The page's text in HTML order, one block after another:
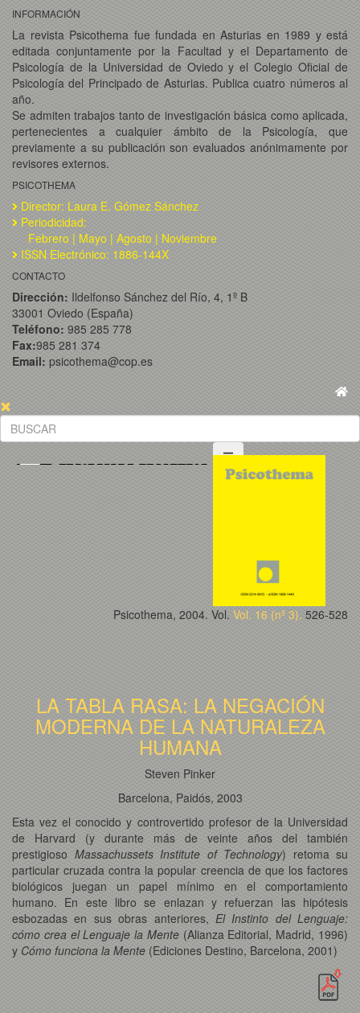
INFORMACIÓN
La revista Psicothema fue fundada en Asturias en 1989 y está
editada conjuntamente por la Facultad y el Departamento de
Psicología de la Universidad de Oviedo y el Colegio Oficial de
Psicología del Principado de Asturias. Publica cuatro números al
año.
Se admiten trabajos tanto de investigación básica como aplicada,
pertenecientes a cualquier ámbito de la Psicología, que
previamente a su publicación son evaluados anónimamente por
revisores externos.
PSICOTHEMA
Director: Laura E. Gómez Sánchez
Periodicidad:
Febrero | Mayo | Agosto | Noviembre
ISSN Electrónico: 1886-144X
CONTACTO
Dirección: Ildelfonso Sánchez del Río, 4, 1º B
33001 Oviedo (España)
Teléfono: 985 285 778
Fax:985 281 374
Email: psicothema@cop.es
Psicothema, 2004. Vol. Vol. 16 (nº 3). 526-528
LA TABLA RASA: LA NEGACIÓN
MODERNA DE LA NATURALEZA
HUMANA
Steven Pinker
Barcelona, Paidós, 2003
Esta vez el conocido y controvertido profesor de la Universidad
de Harvard (y durante más de veinte años del también
prestigioso Massachussets Institute of Technology) retoma su
particular cruzada contra la popular creencia de que los factores
biológicos juegan un papel mínimo en el comportamiento
humano. En este libro se enlazan y refuerzan las hipótesis
esbozadas en sus obras anteriores, El Instinto del Lenguaje:
cómo crea el Lenguaje la Mente(Alianza Editorial, Madrid, 1996)
y Cómo funciona la Mente (Ediciones Destino, Barcelona, 2001)